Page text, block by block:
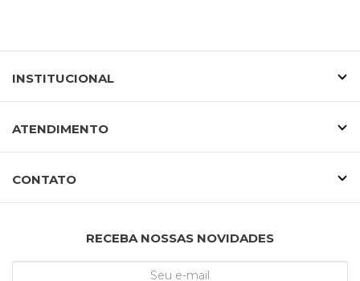
INSTITUCIONAL
ATENDIMENTO
CONTATO
RECEBA NOSSAS NOVIDADES